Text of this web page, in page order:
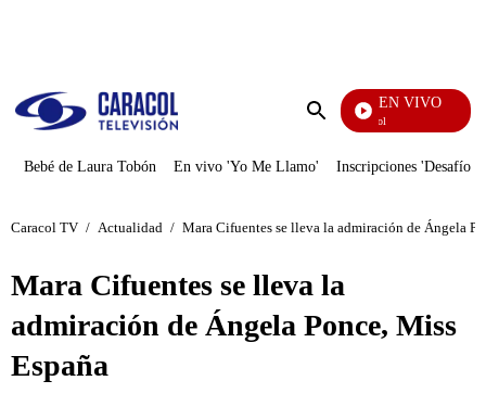
Enviar
EN VIVO
Noticias Caracol
Bebé de Laura Tobón En vivo 'Yo Me Llamo' Inscripciones 'Desafío'
Caracol TV / Actualidad / Mara Cifuentes se lleva la admiración de Ángela
Mara Cifuentes se lleva la
admiración de Ángela Ponce, Miss
España